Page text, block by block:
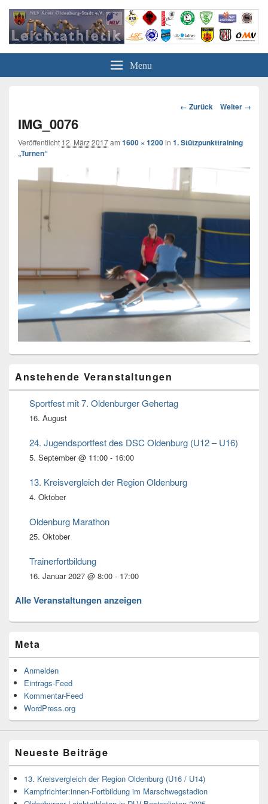
Leichtathletik in Oldenburg
NLV-Kreis Oldenburg-Stadt e.V.
Menu
Bild-
← Zurück Weiter →
IMG_0076
Veröffentlicht 12. März 2017am 1600 × 1200in 1. Stützpunkttraining
„Turnen“
Seitenleisten
Widget-
Bereich
Anstehende Veranstaltungen
Sportfest mit 7. Oldenburger Gehertag
16. August
24. Jugendsportfest des DSC Oldenburg (U12 – U16)
5. September @ 11:00 - 16:00
13. Kreisvergleich der Region Oldenburg
4. Oktober
Oldenburg Marathon
25. Oktober
Trainerfortbildung
16. Januar 2027 @ 8:00 - 17:00
Alle Veranstaltungen anzeigen
Meta
Anmelden
Eintrags-Feed
Kommentar-Feed
WordPress.org
Neueste Beiträge
13. Kreisvergleich der Region Oldenburg (U16 / U14)
Kampfrichter:innen-Fortbildung im Marschwegstadion